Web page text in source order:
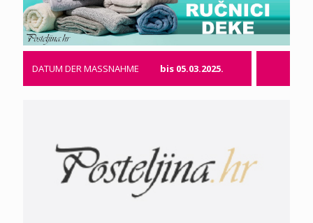
DATUM DER MASSNAHME bis 05.03.2025.